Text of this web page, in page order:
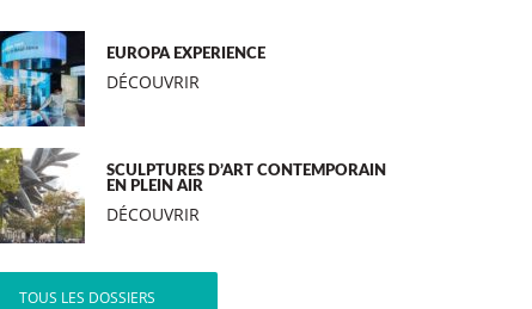
EUROPA EXPERIENCE
DÉCOUVRIR
SCULPTURES D’ART CONTEMPORAIN
EN PLEIN AIR
DÉCOUVRIR
TOUS LES DOSSIERS